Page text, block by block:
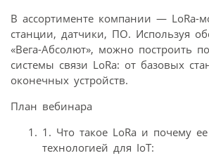
В ассортименте компании — LoRa-
станции, датчики, ПО. Используя
«Вега-Абсолют», можно построить
системы связи LoRa: от базовых
оконечных устройств.
План вебинара
1. Что такое LoRa и почему
технологией для IoT: